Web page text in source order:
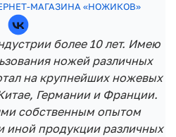
МАГАЗИНА «НОЖИКОВ»
более 10 лет. Имею
ножей различных
на крупнейших ножевых
Германии и Франции.
собственным опытом
иной продукции различных